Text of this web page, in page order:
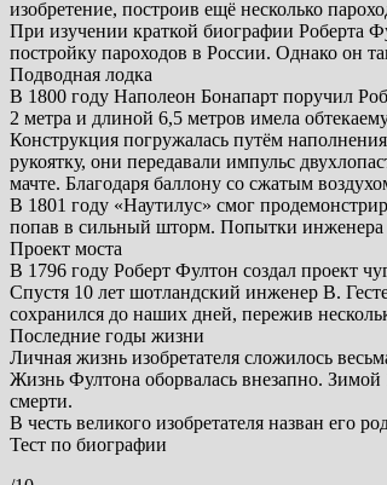
изобретение, построив ещё несколько
При изучении краткой биографии Роберта
постройку пароходов в России. Однако он
Подводная лодка
В 1800 году Наполеон Бонапарт поручил
2 метра и длиной 6,5 метров имела
Конструкция погружалась путём
рукоятку, они передавали импульс
мачте. Благодаря баллону со сжатым
В 1801 году «Наутилус» смог
попав в сильный шторм. Попытки инженера
Проект моста
В 1796 году Роберт Фултон создал проект
Спустя 10 лет шотландский инженер В.
сохранился до наших дней, пережив
Последние годы жизни
Личная жизнь изобретателя сложилось
Жизнь Фултона оборвалась внезапно. Зимой
смерти.
В честь великого изобретателя назван
Тест по биографии